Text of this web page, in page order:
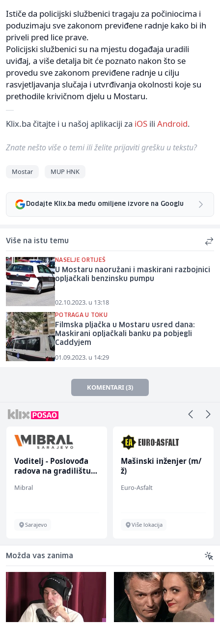
Ističe da policijski službenici tragaju za počiniocima i
poduzimaju sve zakonom previđene radnje kako bi ih
priveli pred lice prave.
Policijski službenici su na mjestu događaja uradili
uviđaj, a više detalja bit će poznato nakon što se
provedu sve zakonom previđene radnje u cilju
rasvjetljavanja slučaja i utvrđivanja okolnosti koje su
prethodile krivičnom djelu u Mostaru.
Klix.ba čitajte i u našoj aplikaciji za iOS ili Android.
Znate nešto više o temi ili želite prijaviti grešku u tekstu?
Mostar MUP HNK
Dodajte Klix.ba među omiljene izvore na Googlu
Više na istu temu
NASELJE ORTIJEŠ
U Mostaru naoružani i maskirani razbojnici
opljačkali benzinsku pumpu
02.10.2023. u 13:18
POTRAGA U TOKU
Filmska pljačka u Mostaru usred dana:
Maskirani opljačkali banku pa pobjegli
Caddyjem
01.09.2023. u 14:29
KOMENTARI (3)
Voditelj - Poslovođa
radova na gradilištu
Mibral
Sarajevo
Mašinski inženjer (m/
ž)
Euro-Asfalt
Više lokacija
Možda vas zanima